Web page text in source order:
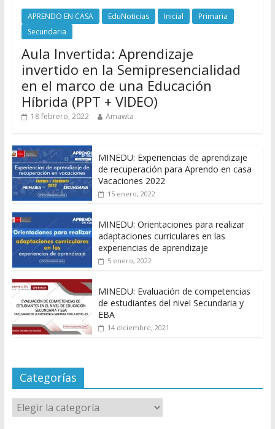
APRENDO EN CASA EduNoticias Inicial
Primaria
Secundaria
Aula Invertida: Aprendizaje
invertido en la Semipresencialidad
en el marco de una Educación
Híbrida (PPT + VIDEO)
18 febrero, 2022 Amawta
MINEDU: Experiencias de aprendizaje
de recuperación para Aprendo en casa
Vacaciones 2022
15 enero, 2022
MINEDU: Orientaciones para realizar
adaptaciones curriculares en las
experiencias de aprendizaje
5 enero, 2022
MINEDU: Evaluación de competencias
de estudiantes del nivel Secundaria y
EBA
14 diciembre, 2021
Categorías
Categorías